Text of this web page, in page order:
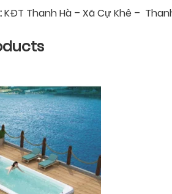
KĐT Thanh Hà – Xã Cự Khê –